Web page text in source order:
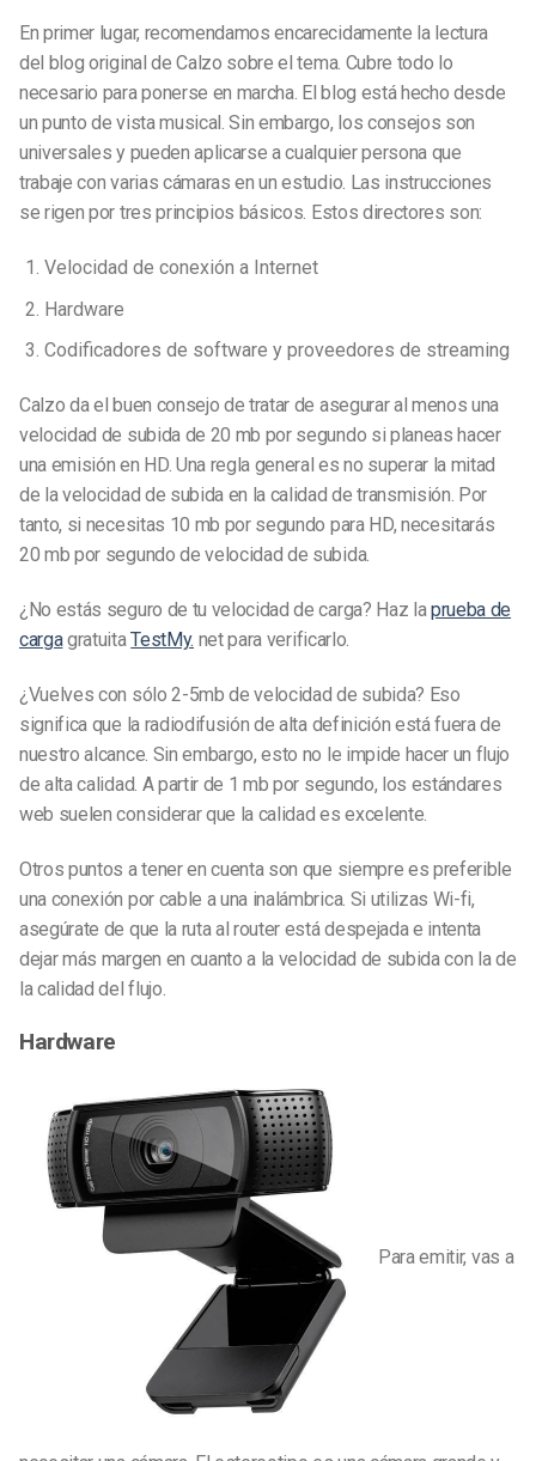
En primer lugar, recomendamos encarecidamente la lectura
del blog original de Calzo sobre el tema. Cubre todo lo
necesario para ponerse en marcha. El blog está hecho desde
un punto de vista musical. Sin embargo, los consejos son
universales y pueden aplicarse a cualquier persona que
trabaje con varias cámaras en un estudio. Las instrucciones
se rigen por tres principios básicos. Estos directores son:
Velocidad de conexión a Internet
Hardware
Codificadores de software y proveedores de streaming
Calzo da el buen consejo de tratar de asegurar al menos una
velocidad de subida de 20 mb por segundo si planeas hacer
una emisión en HD. Una regla general es no superar la mitad
de la velocidad de subida en la calidad de transmisión. Por
tanto, si necesitas 10 mb por segundo para HD, necesitarás
20 mb por segundo de velocidad de subida.
¿No estás seguro de tu velocidad de carga? Haz laprueba de
cargagratuitaTestMy. net para verificarlo.
¿Vuelves con sólo 2-5mb de velocidad de subida? Eso
significa que la radiodifusión de alta definición está fuera de
nuestro alcance. Sin embargo, esto no le impide hacer un flujo
de alta calidad. A partir de 1 mb por segundo, los estándares
web suelen considerar que la calidad es excelente.
Otros puntos a tener en cuenta son que siempre es preferible
una conexión por cable a una inalámbrica. Si utilizas Wi-fi,
asegúrate de que la ruta al router está despejada e intenta
dejar más margen en cuanto a la velocidad de subida con la de
la calidad del flujo.
Hardware
Para emitir, vas a